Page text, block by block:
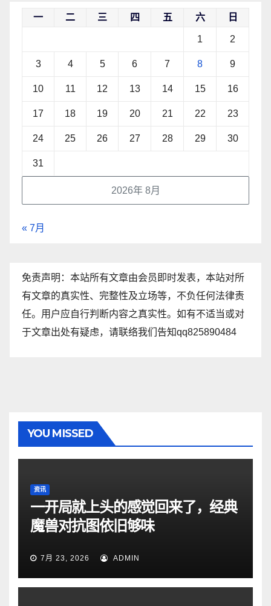
2026年 8月
一 二 三 四 五 六 日
1 2
3 4 5 6 7 8 9
10 11 12 13 14 15 16
17 18 19 20 21 22 23
24 25 26 27 28 29 30
31
« 7月
免责声明：本站所有文章由会员即时发表，本站对所
有文章的真实性、完整性及立场等，不负任何法律责
任。用户应自行判断内容之真实性。如有不适当或对
于文章出处有疑虑，请联络我们告知qq825890484
YOU MISSED
资讯
一开局就上头的感觉回来了，经典
魔兽对抗图依旧够味
7月 23, 2026 ADMIN